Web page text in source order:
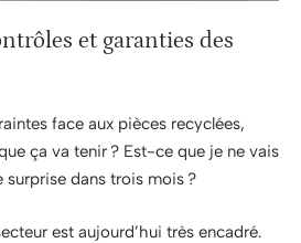
et garanties des
face aux pièces recyclées,
ça va tenir ? Est-ce que je ne vais
surprise dans trois mois ?
est aujourd’hui très encadré.